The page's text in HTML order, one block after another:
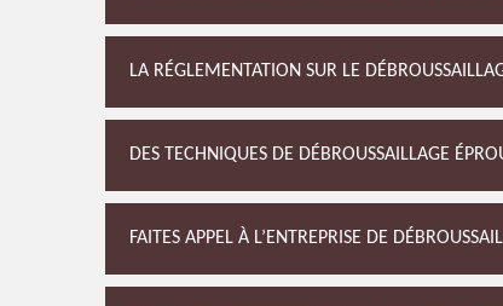
LA RÉGLEMENTATION SUR LE
DES TECHNIQUES DE DÉBROUSSAILLAGE
FAITES APPEL À L’ENTREPRISE DE